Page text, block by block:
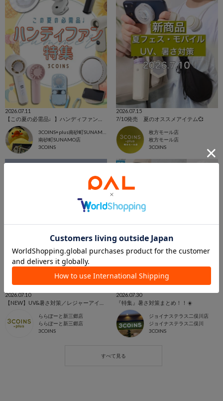
2026.07.11
南砂町SUNAMO店
3COINS
2026.07.15
7/10発売 夏のオススメアイテム💞
枚方モール店
枚方モール店
3COINS
2026.07.10
ららぽーと新三郷店
ららぽーと新三郷店
3COINS
2026.07.30
『特集』暑さ対策まとめ！！☀️
ジョイナステラス二俣川店
ジョイナステラス二俣川
3COINS